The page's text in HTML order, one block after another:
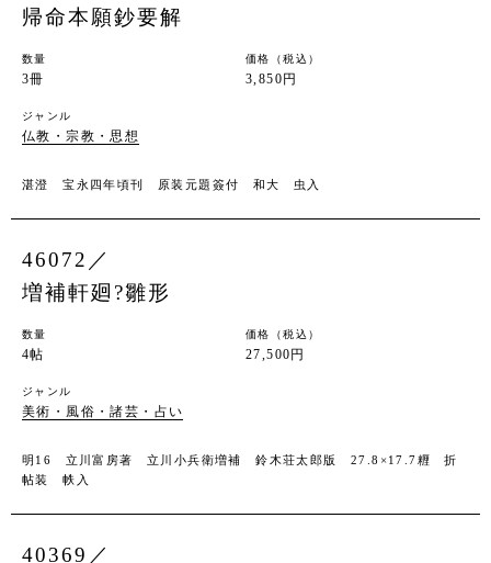
帰命本願鈔要解
数量
3冊
価格（税込）
3,850円
ジャンル
仏教・宗教・思想
湛澄 宝永四年頃刊 原装元題簽付 和大 虫入
46072／
増補軒廻?雛形
数量
4帖
価格（税込）
27,500円
ジャンル
美術・風俗・諸芸・占い
明16 立川富房著 立川小兵衛増補 鈴木荘太郎版 27.8×17.7糎 折
帖装 帙入
40369／